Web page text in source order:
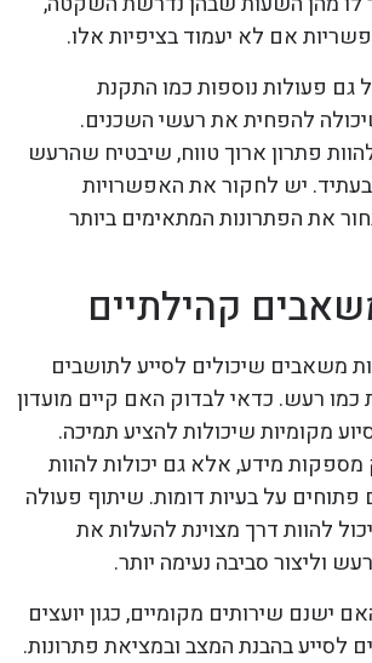
אם לא יעמוד בציפיות אלו.
גם פעולות נוספות כמו התקנת
להפחית את רעשי השכנים.
פתרון ארוך טווח, שיבטיח שהרעש
יש לחקור את האפשרויות
את הפתרונות המתאימים ביותר
קהילתיים
משאבים שיכולים לסייע לתושבים
כמו רעש. כדאי לבדוק האם קיים מועדון
מקומיות שיכולות להציע תמיכה.
מידע, אלא גם יכולות להוות
פתוחים על בעיות דומות. שיתוף פעולה
להוות דרך מצוינת להעלות את
וליצור סביבה נעימה יותר.
ישנם שירותים מקומיים, כגון יועצים
לסייע בהבנת המצב ובמציאת פתרונות.